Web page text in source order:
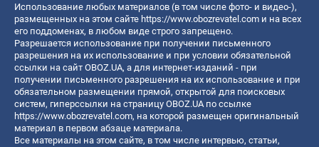
Использование любых материалов (в том числе фото- и видео-),
размещенных на этом сайте https://www.obozrevatel.com и на всех
его поддоменах, в любом виде строго запрещено.
Разрешается использование при получении письменного
разрешения на их использование и при условии обязательной
ссылки на сайт OBOZ.UA, а для интернет-изданий - при
получении письменного разрешения на их использование и при
обязательном размещении прямой, открытой для поисковых
систем, гиперссылки на страницу OBOZ.UA по ссылке
https://www.obozrevatel.com, на которой размещен оригинальный
материал в первом абзаце материала.
Все материалы на этом сайте, в том числе интервью, статьи,